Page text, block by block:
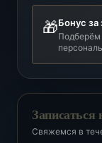
🎁Бонус за
Подберём
Записаться
Свяжемся в